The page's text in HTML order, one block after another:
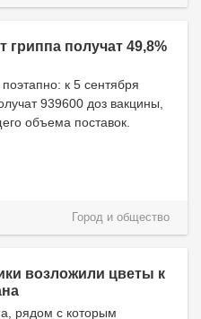
получат 49,8%
к 5 сентября
939600 доз вакцины,
объема поставок.
Город и общество
возложили цветы к
рядом с которым